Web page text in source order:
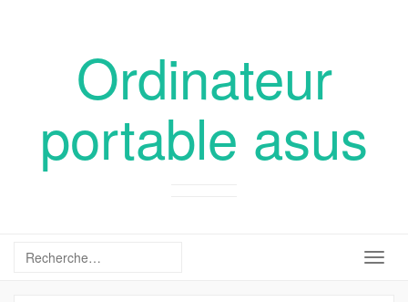
Ordinateur
portable asus